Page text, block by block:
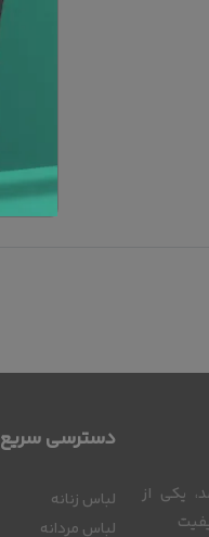
یکی از
دسترسی سریع
لباس زنانه
لباس مردانه